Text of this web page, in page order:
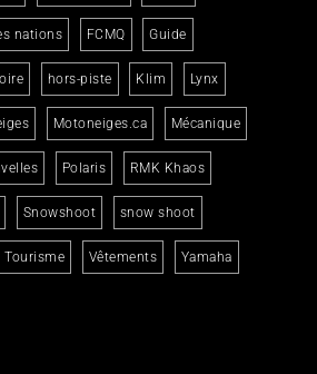
nations FCMQ Guide
hors-piste Klim Lynx
Motoneiges.ca Mécanique
Polaris RMK Khaos
Snowshoot snow shoot
Tourisme Vêtements Yamaha